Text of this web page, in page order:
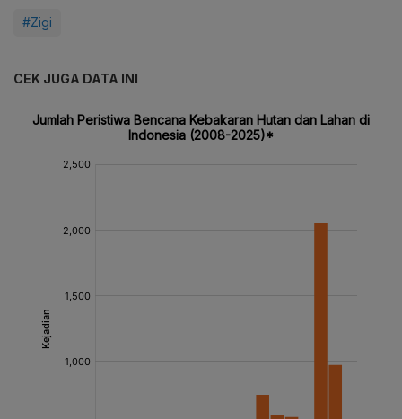
#Zigi
CEK JUGA DATA INI